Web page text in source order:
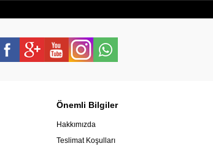
Önemli Bilgiler
Hakkımızda
Teslimat Koşulları